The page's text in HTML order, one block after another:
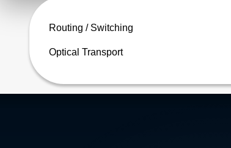
Routing / Switching
Optical Transport